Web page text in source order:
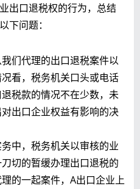
出口退税权的行为，总结
下问题：
们代理的出口退税案件以
看，税务机关口头或电话
税款的情况不在少数，未
出口企业权益有影响的决
中，税务机关以审核的业
切的暂缓办理出口退税的
的一起案件，A出口企业上